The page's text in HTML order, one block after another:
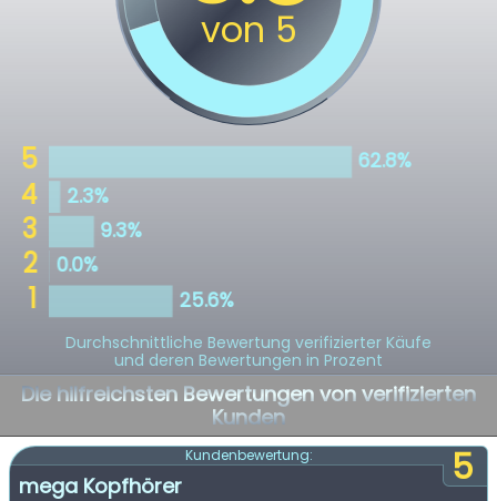
Durchschnittliche Bewertung verifizierter Käufe
und deren Bewertungen in Prozent
Die hilfreichsten Bewertungen von verifizierten
Kunden
5
Kundenbewertung:
mega Kopfhörer